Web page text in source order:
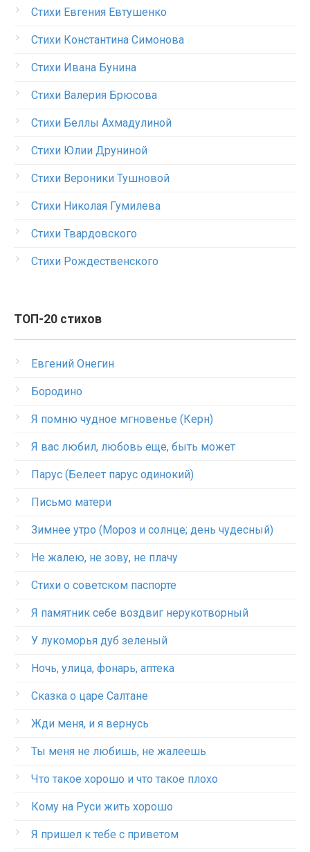
Стихи Евгения Евтушенко
Стихи Константина Симонова
Стихи Ивана Бунина
Стихи Валерия Брюсова
Стихи Беллы Ахмадулиной
Стихи Юлии Друниной
Стихи Вероники Тушновой
Стихи Николая Гумилева
Стихи Твардовского
Стихи Рождественского
ТОП-20 стихов
Евгений Онегин
Бородино
Я помню чудное мгновенье (Керн)
Я вас любил, любовь еще, быть может
Парус (Белеет парус одинокий)
Письмо матери
Зимнее утро (Мороз и солнце; день чудесный)
Не жалею, не зову, не плачу
Стихи о советском паспорте
Я памятник себе воздвиг нерукотворный
У лукоморья дуб зеленый
Ночь, улица, фонарь, аптека
Сказка о царе Салтане
Жди меня, и я вернусь
Ты меня не любишь, не жалеешь
Что такое хорошо и что такое плохо
Кому на Руси жить хорошо
Я пришел к тебе с приветом